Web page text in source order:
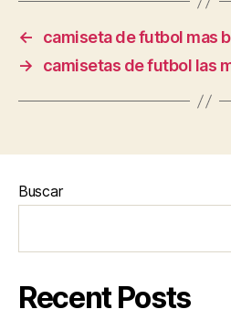
←
camiseta de futbol mas
→
camisetas de futbol las
Buscar
Recent Posts